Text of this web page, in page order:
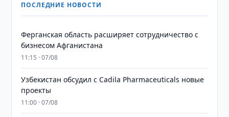
ПОСЛЕДНИЕ НОВОСТИ
Ферганская область расширяет сотрудничество с
бизнесом Афганистана
11:15 · 07/08
Узбекистан обсудил с Cadila Pharmaceuticals новые
проекты
11:00 · 07/08